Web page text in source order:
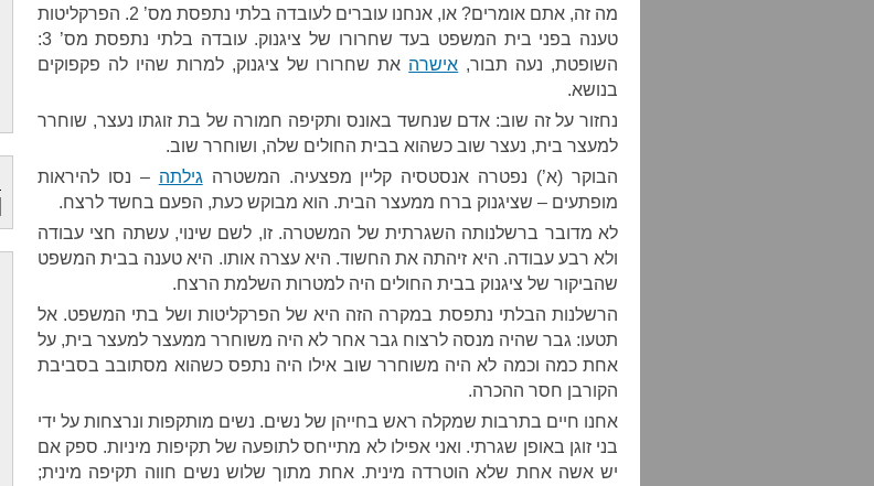
מה זה, אתם אומרים? או, אנחנו עוברים לעובדה בלתי נתפסת מס’ 2. הפרקליטות
טענה בפני בית המשפט בעד שחרורו של ציגנוק. עובדה בלתי נתפסת מס’ 3:
השופטת, נעה תבור, אישרה את שחרורו של ציגנוק, למרות שהיו לה פקפוקים
בנושא.
נחזור על זה שוב: אדם שנחשד באונס ותקיפה חמורה של בת זוגתו נעצר, שוחרר
למעצר בית, נעצר שוב כשהוא בבית החולים שלה, ושוחרר שוב.
הבוקר (א’) נפטרה אנסטסיה קליין מפצעיה. המשטרה גילתה – נסו להיראות
מופתעים – שציגנוק ברח ממעצר הבית. הוא מבוקש כעת, הפעם בחשד לרצח.
לא מדובר ברשלנותה השגרתית של המשטרה. זו, לשם שינוי, עשתה חצי עבודה
ולא רבע עבודה. היא זיהתה את החשוד. היא עצרה אותו. היא טענה בבית המשפט
שהביקור של ציגנוק בבית החולים היה למטרות השלמת הרצח.
הרשלנות הבלתי נתפסת במקרה הזה היא של הפרקליטות ושל בתי המשפט. אל
תטעו: גבר שהיה מנסה לרצוח גבר אחר לא היה משוחרר ממעצר למעצר בית, על
אחת כמה וכמה לא היה משוחרר שוב אילו היה נתפס כשהוא מסתובב בסביבת
הקורבן חסר ההכרה.
אחנו חיים בתרבות שמקלה ראש בחייהן של נשים. נשים מותקפות ונרצחות על ידי
בני זוגן באופן שגרתי. ואני אפילו לא מתייחס לתופעה של תקיפות מיניות. ספק אם
יש אשה אחת שלא הוטרדה מינית. אחת מתוך שלוש נשים חווה תקיפה מינית;